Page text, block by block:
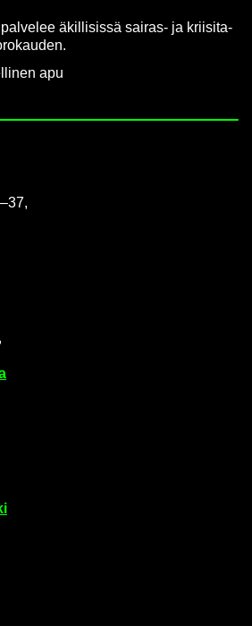
äkil­li­sis­sä sairas-​ ja krii­si­ta­
apu